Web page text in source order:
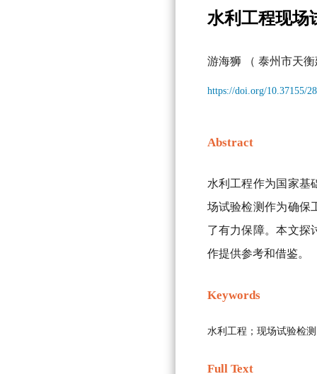
水利工程现场
游海狮 （ 泰州市天
https://doi.org/10.37155/
Abstract
水利工程作为国家基
场试验检测作为确保
了有力保障。本文探
作提供参考和借鉴。
Keywords
水利工程；现场试验检
Full Text